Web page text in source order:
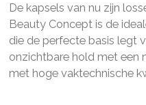
De kapsels van nu zijn
Beauty Concept is de
die de perfecte basis legt
onzichtbare hold met een
met hoge vaktechnische